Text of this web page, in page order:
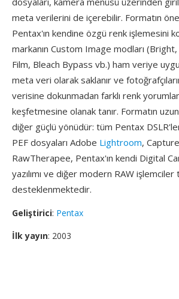
meta verilerini de içerebilir. Formatın
Pentax'ın kendine özgü renk işlemesini
markanın Custom Image modları
Film, Bleach Bypass vb.) ham veriye
meta veri olarak saklanır ve
verisine dokunmadan farklı renk
keşfetmesine olanak tanır. Formatın
diğer güçlü yönüdür: tüm Pentax
PEF dosyaları Adobe Lightroom,
RawTherapee, Pentax'ın kendi Digital
yazılımı ve diğer modern RAW işlemciler
desteklenmektedir.
Geliştirici: Pentax
İlk yayın: 2003